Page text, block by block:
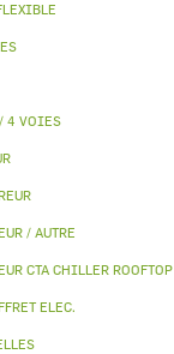
4 VOIES
/ AUTRE
CTA CHILLER ROOFTOP
ELEC.